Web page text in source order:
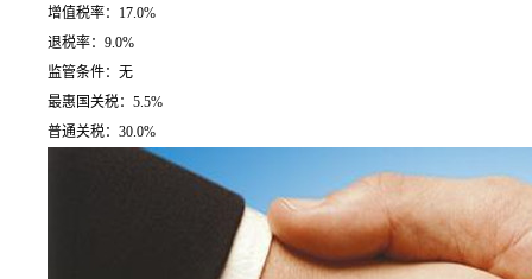
增值税率：17.0%
退税率：9.0%
监管条件：无
最惠国关税：5.5%
普通关税：30.0%